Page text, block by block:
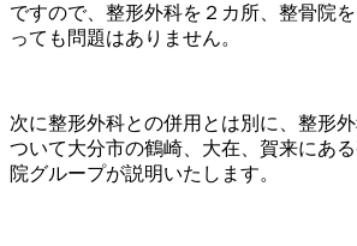
ですので、整形外科を２カ所、整骨院
っても問題はありません。
次に整形外科との併用とは別に、整形
ついて大分市の鶴崎、大在、賀来にあ
院グループが説明いたします。